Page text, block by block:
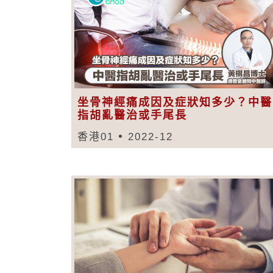
坐骨神經痛成因及症狀知多少？中醫
指胡亂醫治或手尾長
香港01 2022-12